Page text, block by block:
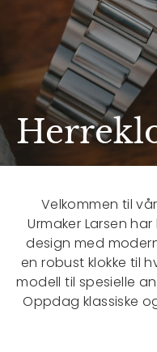
Velkommen til
Urmaker Larsen
design med
en robust klokke til
modell til spesielle
Oppdag klassiske